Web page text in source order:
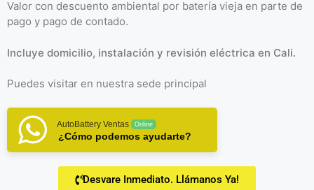
Valor con descuento ambiental por batería vieja en parte de
pago y pago de contado.
Incluye domicilio, instalación y revisión eléctrica en Cali.
Puedes visitar en nuestra sede principal
AutoBattery Ventas Online
¿Cómo podemos ayudarte?
Desvare Inmediato. Llámanos Ya!